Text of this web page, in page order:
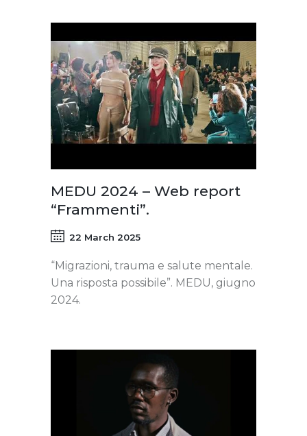
MEDU 2024 – Web report
“Frammenti”.
22 March 2025
“Migrazioni, trauma e salute mentale.
Una risposta possibile”. MEDU, giugno
2024.